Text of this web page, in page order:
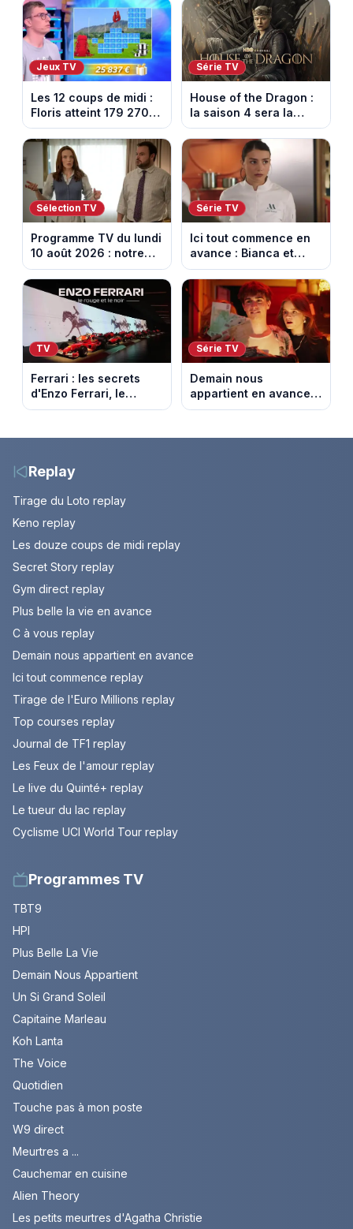
cette semaine sur
France 2
Jeux TV
Les 12 coups de midi :
Floris atteint 179 270
euros de gains sur TF1
Série TV
House of the Dragon :
la saison 4 sera la
dernière, mais il faudra
attendre 2028
Sélection TV
Programme TV du lundi
10 août 2026 : notre
sélection pour votre
soirée télé
Série TV
Ici tout commence en
avance : Bianca et
Loup s’embrassent.
Episode du 11 août
2026 (spoiler)
TV
Ferrari : les secrets
d'Enzo Ferrari, le
fondateur de la
cheval cabré
Série TV
Demain nous
appartient en avance :
Alex face à un choix
août 2026.
Replay
Tirage du Loto replay
Keno replay
Les douze coups de midi replay
Secret Story replay
Gym direct replay
Plus belle la vie en avance
C à vous replay
Demain nous appartient en avance
Ici tout commence replay
Tirage de l'Euro Millions replay
Top courses replay
Journal de TF1 replay
Les Feux de l'amour replay
Le live du Quinté+ replay
Le tueur du lac replay
Cyclisme UCI World Tour replay
Programmes TV
TBT9
HPI
Plus Belle La Vie
Demain Nous Appartient
Un Si Grand Soleil
Capitaine Marleau
Koh Lanta
The Voice
Quotidien
Touche pas à mon poste
W9 direct
Meurtres a ...
Cauchemar en cuisine
Alien Theory
Les petits meurtres d'Agatha Christie